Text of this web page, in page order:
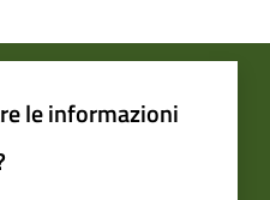
le informazioni